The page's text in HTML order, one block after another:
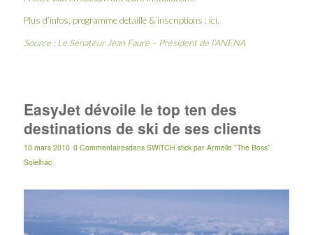
Plus d’infos, programme détaillé & inscriptions : ici.
Source : Le Sénateur Jean Faure – Président de l’ANENA
EasyJet dévoile le top ten des
destinations de ski de ses clients
10 mars 2010 0 Commentairesdans SWiTCH stick par Armelle "The Boss"
Solelhac